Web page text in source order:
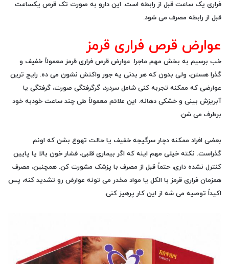
فراری یک ساعت قبل از رابطه است. این دارو به صورت تک قرص یکساعت
قبل از رابطه مصرف می شود.
عوارض قرص فراری قرمز
خب برسیم به بخش مهم ماجرا. عوارض قرص فراری قرمز معمولاً خفیف و
گذرا هستن، ولی بدون که هر بدنی یه جور واکنش نشون می ده. رایج ترین
عوارضی که ممکنه تجربه کنی شامل سردرد، گرگرفتگی صورت، گرفتگی یا
آبریزش بینی و خشکی دهانه. این علائم معمولاً طی چند ساعت خودبه خود
برطرف می شن.
بعضی افراد ممکنه دچار سرگیجه خفیف یا حالت تهوع بشن که اونم
گذراست. نکته خیلی مهم اینه که اگر بیماری قلبی، فشار خون بالا یا پایین
کنترل نشده داری، حتماً قبل از مصرف با پزشک مشورت کن. همچنین، مصرف
همزمان فراری قرمز با الکل یا مواد مخدر می تونه عوارض رو تشدید کنه، پس
اکیداً توصیه می شه از این کار پرهیز کنی.